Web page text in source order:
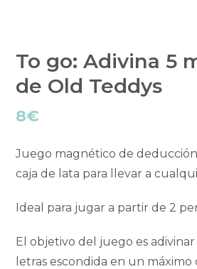
To go: Adivina 5
de Old Teddys
8€
Juego magnético de
caja de lata para llevar a
Ideal para jugar a partir de 2
El objetivo del juego es
letras escondida en un máximo